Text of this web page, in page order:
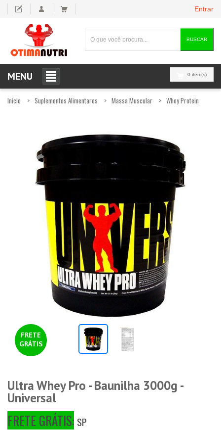
Entrar
BUSCAR
0 item(s)
MENU
Inicio Suplementos Alimentares Massa Muscular Whey Protein
FRETE
GRÁTIS
Ultra Whey Pro - Baunilha 3000g -
Universal
FRETE GRÁTIS: SP